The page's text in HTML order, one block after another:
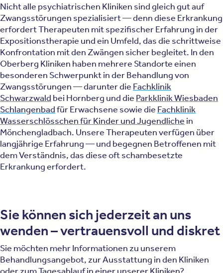
Nicht alle psychiatrischen Kliniken sind gleich gut auf
Zwangsstörungen spezialisiert — denn diese Erkrankung
erfordert Therapeuten mit spezifischer Erfahrung in der
Expositionstherapie und ein Umfeld, das die schrittweise
Konfrontation mit den Zwängen sicher begleitet. In den
Oberberg Kliniken haben mehrere Standorte einen
besonderen Schwerpunkt in der Behandlung von
Zwangsstörungen — darunter die Fachklinik
Schwarzwald bei Hornberg und die Parkklinik Wiesbaden
Schlangenbadfür Erwachsene sowie die Fachklinik
Wasserschlösschen für Kinder und Jugendliche in
Mönchengladbach. Unsere Therapeuten verfügen über
langjährige Erfahrung — und begegnen Betroffenen mit
dem Verständnis, das diese oft schambesetzte
Erkrankung erfordert.
Sie können sich jederzeit an uns
wenden – vertrauensvoll und diskret
Sie möchten mehr Informationen zu unserem
Behandlungsangebot, zur Ausstattung in den Kliniken